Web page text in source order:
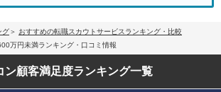
グ
おすすめの転職スカウトサービスランキング・比較
万円未満ランキング・口コミ情報
ン顧客満足度ランキング一覧